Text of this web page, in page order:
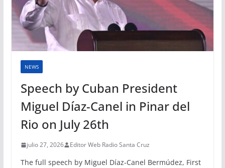
NEWS
Speech by Cuban President
Miguel Díaz-Canel in Pinar del
Rio on July 26th
julio 27, 2026 Editor Web Radio Santa Cruz
The full speech by Miguel Díaz-Canel Bermúdez, First